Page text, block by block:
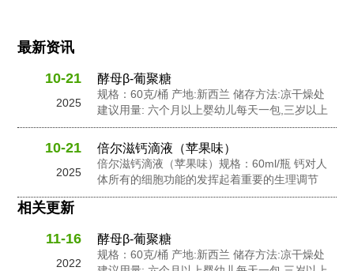
最新资讯
10-21
2025
酵母β-葡聚糖
规格：60克/桶 产地:新西兰 储存方法:凉干燥处
建议用量: 六个月以上婴幼儿每天一包,三岁以上
幼儿每天2包,孕妇及成人每天3包 配料: 抗性糊
精，食用非活性酵母粉，岩藻多糖，水苏糖，酵
母 β-葡聚糖，针叶樱桃粉，黄金奇异果粉，接骨
木莓粉，N-乙酰神经氨酸...
10-21
2025
倍尔滋钙滴液（苹果味）
倍尔滋钙滴液（苹果味）规格：60ml/瓶 钙对人
体所有的细胞功能的发挥起着重要的生理调节
作。钙在人体内含量的不足会影响人体的生长发
促进心脏肌肉功能，并激活一些消化酶的活性。
钙是人体中一个必要的营养成份之一。...
相关更新
11-16
2022
酵母β-葡聚糖
规格：60克/桶 产地:新西兰 储存方法:凉干燥处